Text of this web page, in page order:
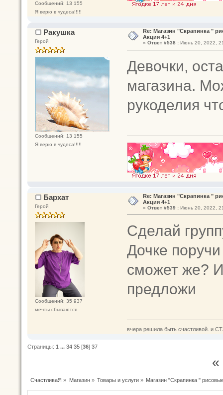
Сообщений: 13 155
Я верю в чудеса!!!!!
Ракушка
Герой
Сообщений: 13 155
Я верю в чудеса!!!!!
Re: Магазин "Скрапинка "
Акция 4+1
« Ответ #538 :Июнь 20, 2022,
Девочки,
магазина.
рукоделия
Бархат
Герой
Сообщений: 35 937
мечты сбываются
Re: Магазин "Скрапинка "
Акция 4+1
« Ответ #539 :Июнь 20, 2022,
Сделай
Дочке
сможет же?
предложи
вчера решила быть счастливой. и
Страницы: 1 ... 34 35 [36] 37
СчастливаЯ » Магазин» Товары и услуги» Магазин "Скрапинка "